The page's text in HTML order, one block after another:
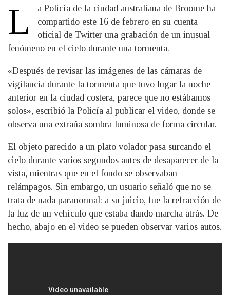
L
a Policía de la ciudad australiana de Broome ha
compartido este 16 de febrero en su cuenta
oficial de Twitter una grabación de un inusual
fenómeno en el cielo durante una tormenta.
«Después de revisar las imágenes de las cámaras de
vigilancia durante la tormenta que tuvo lugar la noche
anterior en la ciudad costera, parece que no estábamos
solos», escribió la Policía al publicar el video, donde se
observa una extraña sombra luminosa de forma circular.
El objeto parecido a un plato volador pasa surcando el
cielo durante varios segundos antes de desaparecer de la
vista, mientras que en el fondo se observaban
relámpagos. Sin embargo, un usuario señaló que no se
trata de nada paranormal: a su juicio, fue la refracción de
la luz de un vehículo que estaba dando marcha atrás. De
hecho, abajo en el video se pueden observar varios autos.